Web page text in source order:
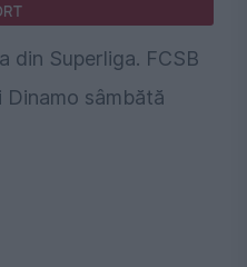
din Superliga. FCSB
Dinamo sâmbătă